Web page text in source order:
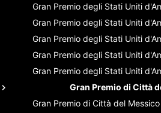
Gran Premio degli Stati Uniti
Gran Premio degli Stati Uniti
Gran Premio degli Stati Uniti
Gran Premio degli Stati Uniti
Gran Premio degli Stati Uniti
Gran Premio di Città
Gran Premio di Città del Messico